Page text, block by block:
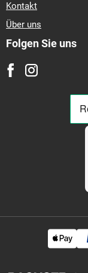
Kontakt
Über uns
Folgen Sie uns